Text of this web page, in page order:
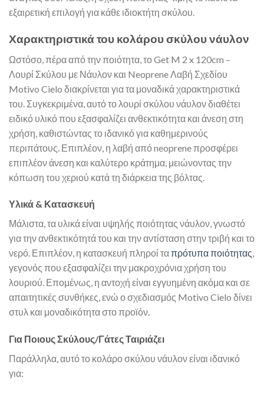
εξαιρετική επιλογή για κάθε ιδιοκτήτη σκύλου.
Χαρακτηριστικά του κολάρου σκύλου νάυλον
Ωστόσο, πέρα από την ποιότητα, το Get M 2 x 120cm –
Λουρί Σκύλου με Νάυλον και Neoprene Λαβή Σχεδίου
Motivo Cielo διακρίνεται για τα μοναδικά χαρακτηριστικά
του. Συγκεκριμένα, αυτό το λουρί σκύλου νάυλον διαθέτει
ειδικό υλικό που εξασφαλίζει ανθεκτικότητα και άνεση στη
χρήση, καθιστώντας το ιδανικό για καθημερινούς
περιπάτους. Επιπλέον, η λαβή από neoprene προσφέρει
επιπλέον άνεση και καλύτερο κράτημα, μειώνοντας την
κόπωση του χεριού κατά τη διάρκεια της βόλτας.
Υλικά & Κατασκευή
Μάλιστα, τα υλικά είναι υψηλής ποιότητας νάυλον, γνωστό
για την ανθεκτικότητά του και την αντίσταση στην τριβή και το
νερό. Επιπλέον, η κατασκευή πληροί ταπρότυπα ποιότητας,
γεγονός που εξασφαλίζει την μακροχρόνια χρήση του
λουριού. Επομένως, η αντοχή είναι εγγυημένη ακόμα και σε
απαιτητικές συνθήκες, ενώ ο σχεδιασμός Motivo Cielo δίνει
στυλ και μοναδικότητα στο προϊόν.
Για Ποιους Σκύλους/Γάτες Ταιριάζει
Παράλληλα, αυτό το κολάρο σκύλου νάυλον είναι ιδανικό
για: